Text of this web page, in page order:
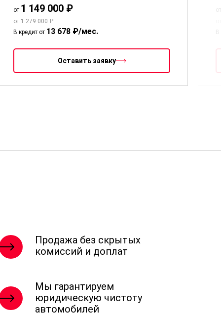
от 1 149 000 ₽
от 1 279 000 ₽
В кредит от 13 678 ₽/мес.
Оставить заявку
В
Продажа без скрытых
комиссий и доплат
Мы гарантируем
юридическую чистоту
автомобилей